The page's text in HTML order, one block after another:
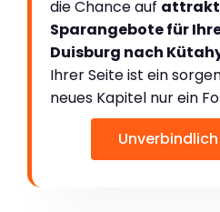
die Chance auf
Sparangebote für
Duisburg nach
Ihrer Seite ist ein
neues Kapitel nur ein